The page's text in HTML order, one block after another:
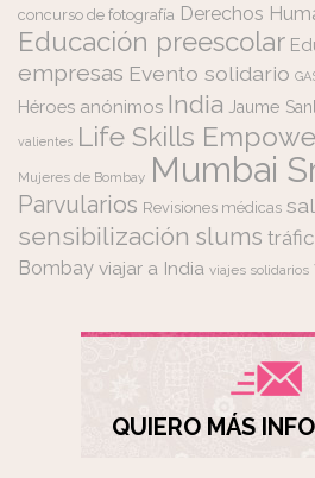
concurso de fotografía Derechos
Educación preescolar
empresas Evento solidario
Héroes anónimos India Jaume
valientes Life Skills
Mujeres de Bombay Mumbai
Parvularios Revisiones médicas
sensibilización slums
Bombay viajar a India viajes solidarios
QUIERO MÁS